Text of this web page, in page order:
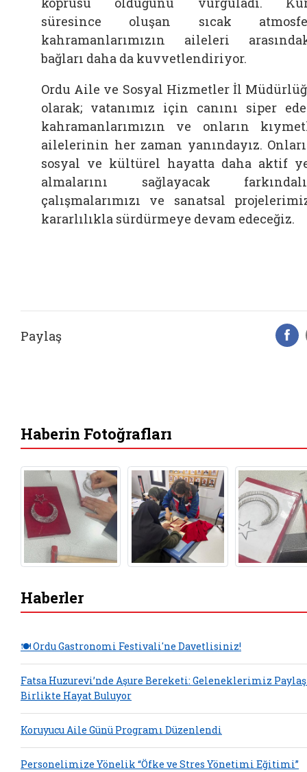
süresince oluşan sıcak
kahramanlarımızın aileleri
bağları daha da kuvvetlendiriyor.
Ordu Aile ve Sosyal Hizmetler İl
olarak; vatanımız için canını siper
kahramanlarımızın ve onların
ailelerinin her zaman yanındayız.
sosyal ve kültürel hayatta daha aktif
almalarını sağlayacak
çalışmalarımızı ve sanatsal
kararlılıkla sürdürmeye devam edeceğiz.
Paylaş
Haberin Fotoğrafları
Haberler
🍽️ Ordu Gastronomi Festivali'ne Davetlisiniz!
Fatsa Huzurevi’nde Aşure Bereketi: Geleneklerimiz
Birlikte Hayat Buluyor
Koruyucu Aile Günü Programı Düzenlendi
Personelimize Yönelik “Öfke ve Stres Yönetimi Eğitimi”